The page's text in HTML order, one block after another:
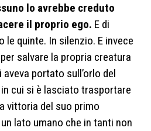
lo avrebbe creduto
il proprio ego. E di
le quinte. In silenzio. E invece
salvare la propria creatura
portato sull’orlo del
cui si è lasciato trasportare
vittoria del suo primo
lato umano che in tanti non